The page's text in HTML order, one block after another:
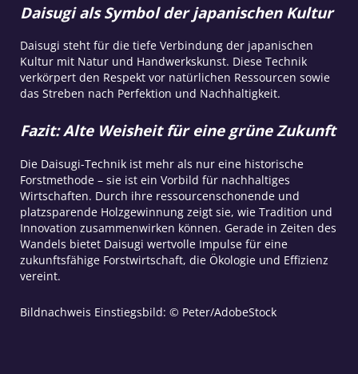
Daisugi als Symbol der japanischen Kultur
Daisugi steht für die tiefe Verbindung der japanischen
Kultur mit Natur und Handwerkskunst. Diese Technik
verkörpert den Respekt vor natürlichen Ressourcen sowie
das Streben nach Perfektion und Nachhaltigkeit.
Fazit: Alte Weisheit für eine grüne Zukunft
Die Daisugi-Technik ist mehr als nur eine historische
Forstmethode – sie ist ein Vorbild für nachhaltiges
Wirtschaften. Durch ihre ressourcenschonende und
platzsparende Holzgewinnung zeigt sie, wie Tradition und
Innovation zusammenwirken können. Gerade in Zeiten des
Wandels bietet Daisugi wertvolle Impulse für eine
zukunftsfähige Forstwirtschaft, die Ökologie und Effizienz
vereint.
Bildnachweis Einstiegsbild: © Peter/AdobeStock